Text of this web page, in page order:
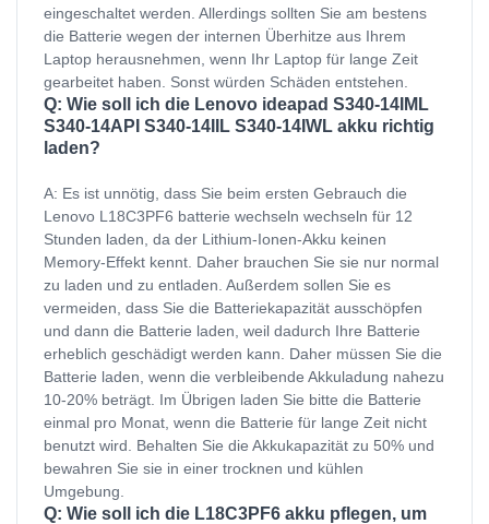
eingeschaltet werden. Allerdings sollten Sie am bestens
die Batterie wegen der internen Überhitze aus Ihrem
Laptop herausnehmen, wenn Ihr Laptop für lange Zeit
gearbeitet haben. Sonst würden Schäden entstehen.
Q: Wie soll ich die Lenovo ideapad S340-14IML
S340-14API S340-14IIL S340-14IWL akku richtig
laden?
A: Es ist unnötig, dass Sie beim ersten Gebrauch die
Lenovo L18C3PF6 batterie wechseln wechseln für 12
Stunden laden, da der Lithium-Ionen-Akku keinen
Memory-Effekt kennt. Daher brauchen Sie sie nur normal
zu laden und zu entladen. Außerdem sollen Sie es
vermeiden, dass Sie die Batteriekapazität ausschöpfen
und dann die Batterie laden, weil dadurch Ihre Batterie
erheblich geschädigt werden kann. Daher müssen Sie die
Batterie laden, wenn die verbleibende Akkuladung nahezu
10-20% beträgt. Im Übrigen laden Sie bitte die Batterie
einmal pro Monat, wenn die Batterie für lange Zeit nicht
benutzt wird. Behalten Sie die Akkukapazität zu 50% und
bewahren Sie sie in einer trocknen und kühlen
Umgebung.
Q: Wie soll ich die L18C3PF6 akku pflegen, um